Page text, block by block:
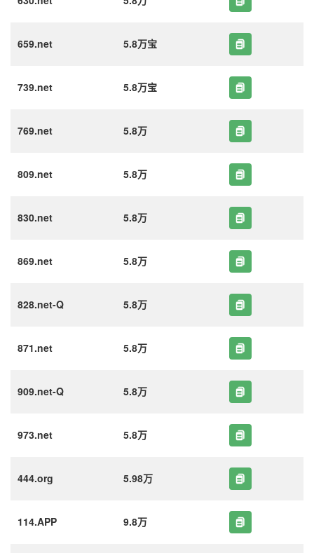
659.net 5.8万宝
739.net 5.8万宝
769.net 5.8万
809.net 5.8万
830.net 5.8万
869.net 5.8万
828.net-Q 5.8万
871.net 5.8万
909.net-Q 5.8万
973.net 5.8万
444.org 5.98万
114.APP 9.8万